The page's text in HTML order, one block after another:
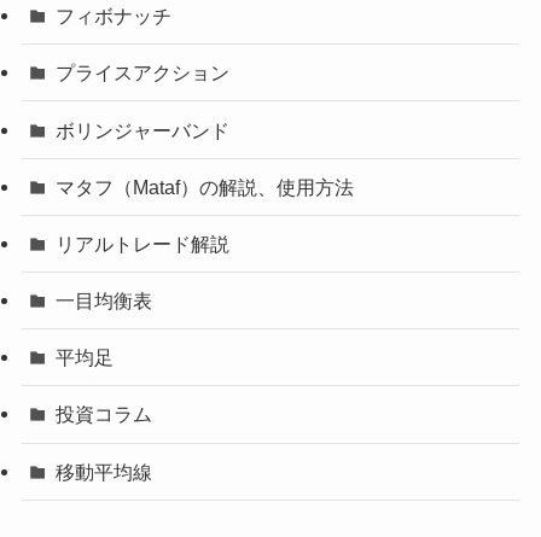
フィボナッチ
プライスアクション
ボリンジャーバンド
マタフ（Mataf）の解説、使用方法
リアルトレード解説
一目均衡表
平均足
投資コラム
移動平均線